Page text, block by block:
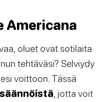
Americana
oluet ovat sotilaita
tehtäväsi? Selviydy
voittoon. Tässä
, jotta voit